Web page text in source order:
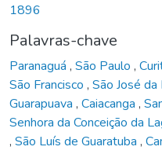
1896
Palavras-chave
Paranaguá , São Paulo ,
São Francisco , São José da
Guarapuava , Caiacanga ,
Senhora da Conceição da
, São Luís de Guaratuba ,